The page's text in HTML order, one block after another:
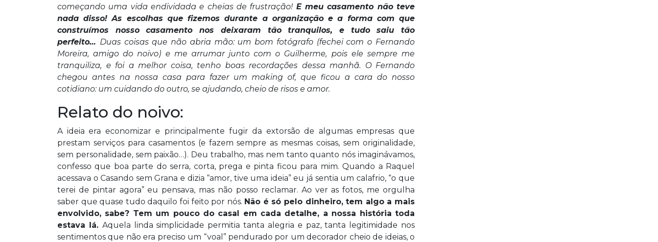
começando uma vida endividada e cheias de frustração! E meu casamento não teve
nada disso! As escolhas que fizemos durante a organização e a forma com que
construímos nosso casamento nos deixaram tão tranquilos, e tudo saiu tão
perfeito… Duas coisas que não abria mão: um bom fotógrafo (fechei com o Fernando
Moreira, amigo do noivo) e me arrumar junto com o Guilherme, pois ele sempre me
tranquiliza, e foi a melhor coisa, tenho boas recordações dessa manhã. O Fernando
chegou antes na nossa casa para fazer um making of, que ficou a cara do nosso
cotidiano: um cuidando do outro, se ajudando, cheio de risos e amor.
Relato do noivo:
A ideia era economizar e principalmente fugir da extorsão de algumas empresas que
prestam serviços para casamentos (e fazem sempre as mesmas coisas, sem originalidade,
sem personalidade, sem paixão…). Deu trabalho, mas nem tanto quanto nós imaginávamos,
confesso que boa parte do serra, corta, prega e pinta ficou para mim. Quando a Raquel
acessava o Casando sem Grana e dizia “amor, tive uma ideia” eu já sentia um calafrio, “o que
terei de pintar agora” eu pensava, mas não posso reclamar. Ao ver as fotos, me orgulha
saber que quase tudo daquilo foi feito por nós. Não é só pelo dinheiro, tem algo a mais
envolvido, sabe? Tem um pouco do casal em cada detalhe, a nossa história toda
estava lá. Aquela linda simplicidade permitia tanta alegria e paz, tanta legitimidade nos
sentimentos que não era preciso um “voal” pendurado por um decorador cheio de ideias, o